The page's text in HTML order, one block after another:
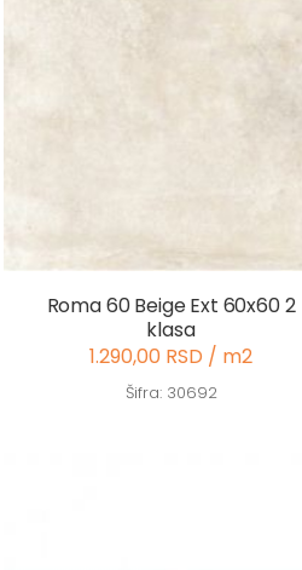
Roma 60 Beige Ext 60x60 2
klasa
1.290,00 RSD / m2
Šifra: 30692